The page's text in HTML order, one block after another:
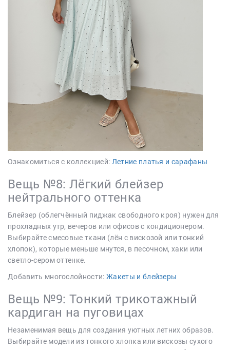
Ознакомиться с коллекцией: Летние платья и сарафаны
Вещь №8: Лёгкий блейзер
нейтрального оттенка
Блейзер (облегчённый пиджак свободного кроя) нужен для
прохладных утр, вечеров или офисов с кондиционером.
Выбирайте смесовые ткани (лён с вискозой или тонкий
хлопок), которые меньше мнутся, в песочном, хаки или
светло-сером оттенке.
Добавить многослойности:Жакеты и блейзеры
Вещь №9: Тонкий трикотажный
кардиган на пуговицах
Незаменимая вещь для создания уютных летних образов.
Выбирайте модели из тонкого хлопка или вискозы сухого